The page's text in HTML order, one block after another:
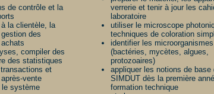
de contrôle et la
la clientèle, la
des
compiler des
des statistiques
et
vente
le système
verrerie et tenir à jour les
laboratoire
utiliser le microscope
techniques de coloration
identifier les microorganismes
(bactéries, mycètes, algues,
protozoaires)
appliquer les notions de base
SIMDUT dès la première
formation technique